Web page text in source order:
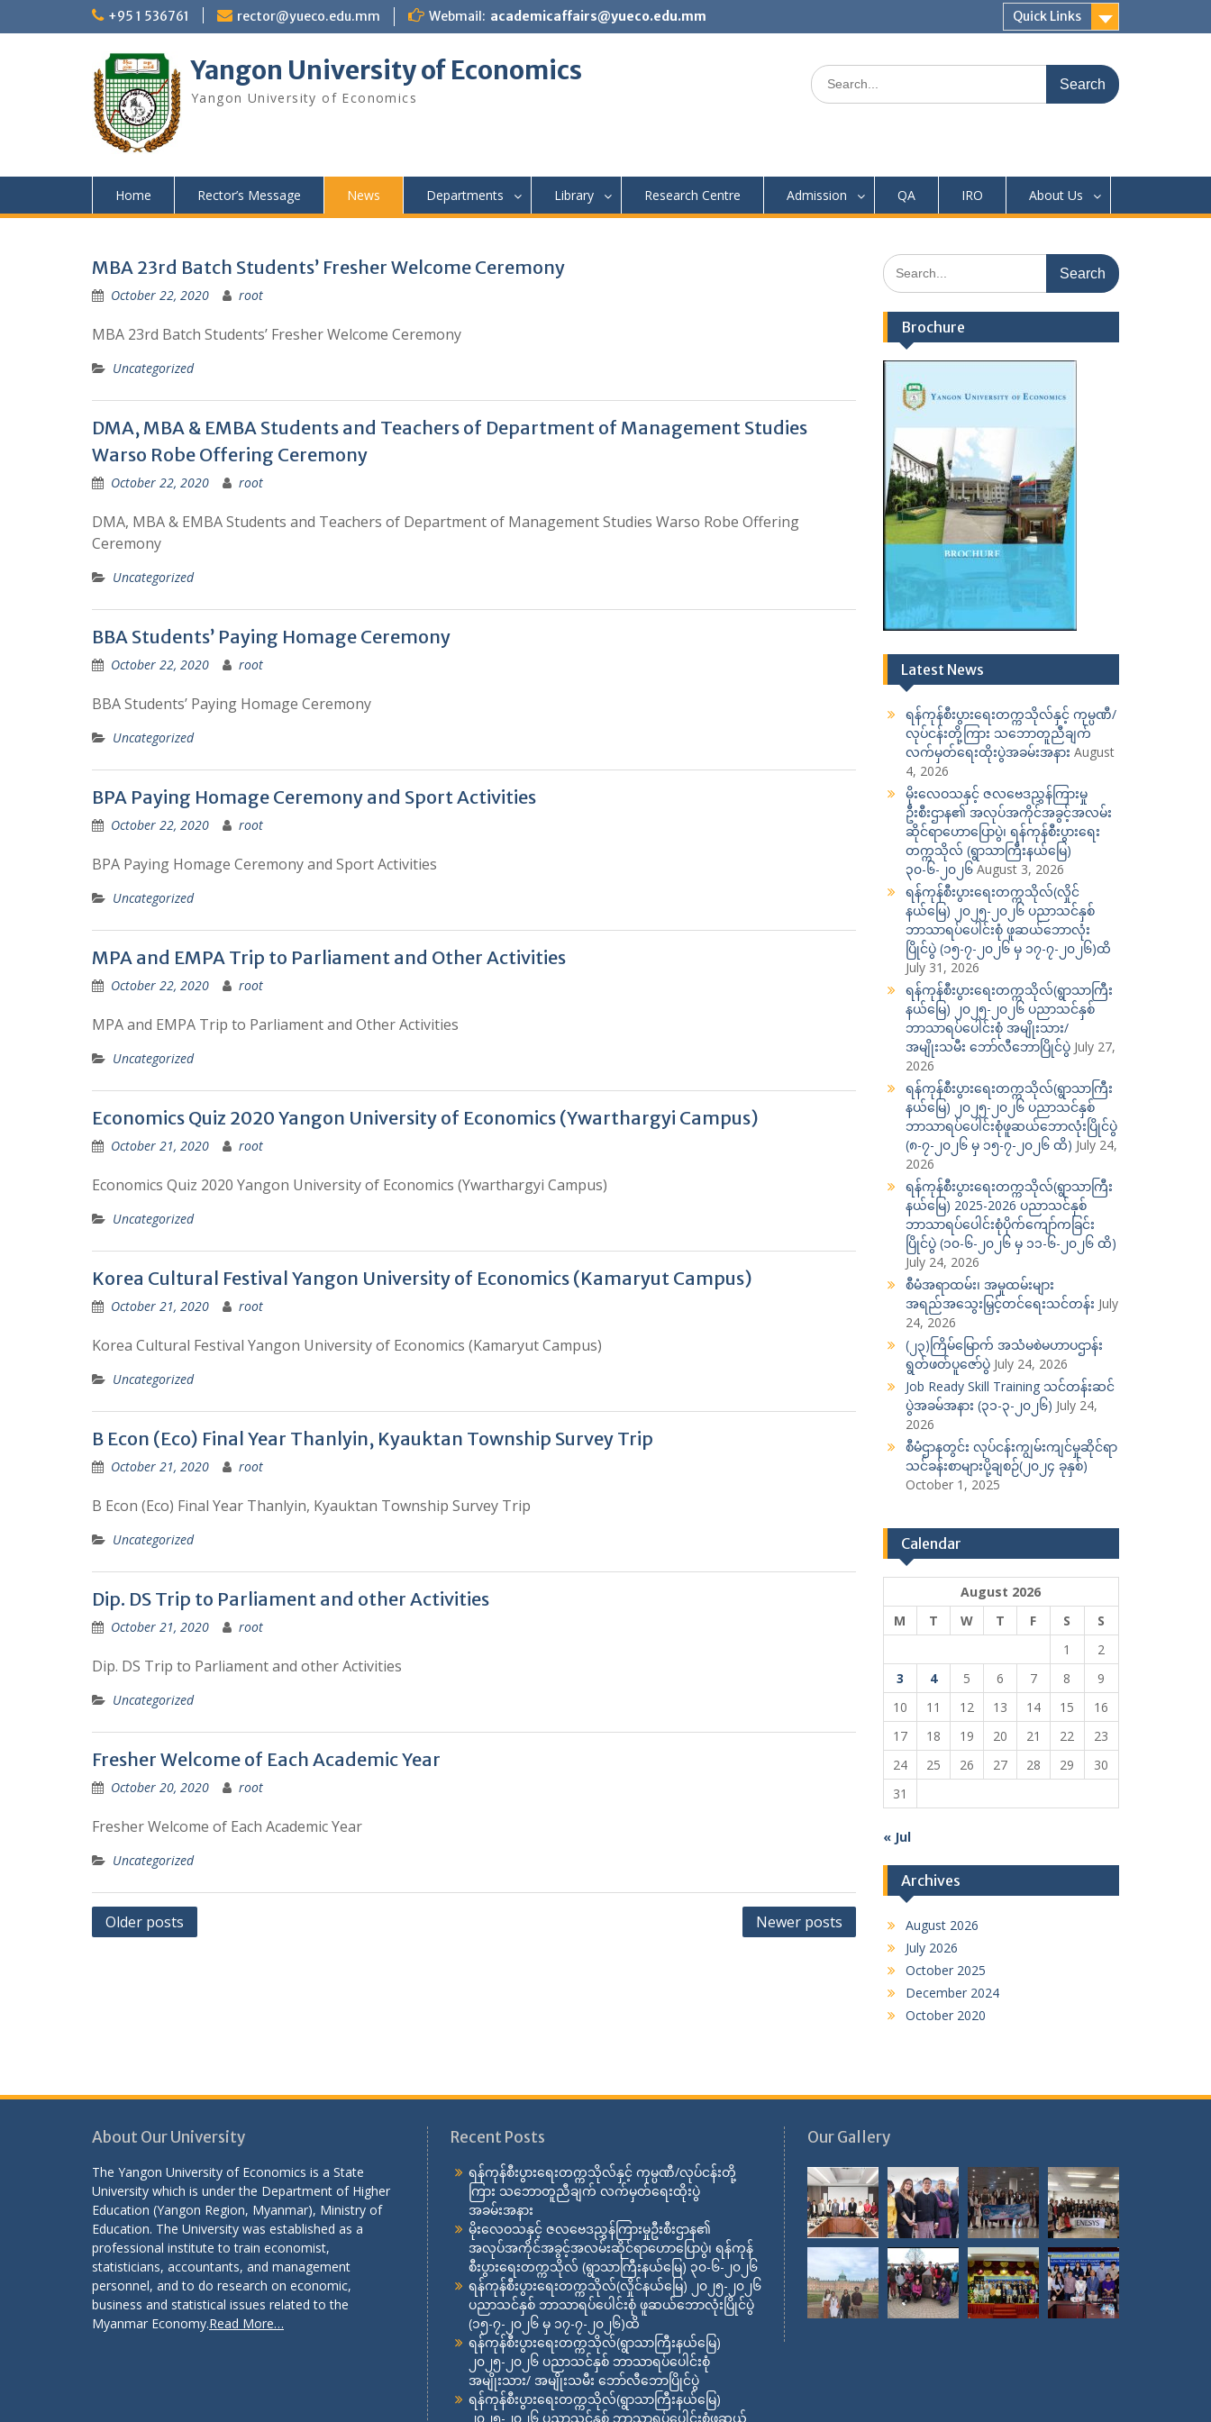
+95 1 536761 rector@yueco.edu.mm Webmail: academicaffairs@yueco.edu.mm Quick Links
Yangon University of Economics
Yangon University of Economics
Search
for:
Home Rector’s Message News Departments Library Research Centre Admission QA IRO About Us
News
MBA 23rd Batch Students’ Fresher Welcome Ceremony
October 22, 2020 root
MBA 23rd Batch Students’ Fresher Welcome Ceremony
Uncategorized
DMA, MBA & EMBA Students and Teachers of Department of Management Studies
Warso Robe Offering Ceremony
October 22, 2020 root
DMA, MBA & EMBA Students and Teachers of Department of Management Studies Warso Robe Offering
Ceremony
Uncategorized
BBA Students’ Paying Homage Ceremony
October 22, 2020 root
BBA Students’ Paying Homage Ceremony
Uncategorized
BPA Paying Homage Ceremony and Sport Activities
October 22, 2020 root
BPA Paying Homage Ceremony and Sport Activities
Uncategorized
MPA and EMPA Trip to Parliament and Other Activities
October 22, 2020 root
MPA and EMPA Trip to Parliament and Other Activities
Uncategorized
Economics Quiz 2020 Yangon University of Economics (Ywarthargyi Campus)
October 21, 2020 root
Economics Quiz 2020 Yangon University of Economics (Ywarthargyi Campus)
Uncategorized
Korea Cultural Festival Yangon University of Economics (Kamaryut Campus)
October 21, 2020 root
Korea Cultural Festival Yangon University of Economics (Kamaryut Campus)
Uncategorized
B Econ (Eco) Final Year Thanlyin, Kyauktan Township Survey Trip
October 21, 2020 root
B Econ (Eco) Final Year Thanlyin, Kyauktan Township Survey Trip
Uncategorized
Dip. DS Trip to Parliament and other Activities
October 21, 2020 root
Dip. DS Trip to Parliament and other Activities
Uncategorized
Fresher Welcome of Each Academic Year
October 20, 2020 root
Fresher Welcome of Each Academic Year
Uncategorized
Posts
Older posts Newer posts
Search
for:
Brochure
Latest News
ရန်ကုန်စီးပွားရေးတက္ကသိုလ်နှင့် ကုမ္ပဏီ/
လုပ်ငန်းတို့ကြား သဘောတူညီချက်
လက်မှတ်ရေးထိုးပွဲအခမ်းအနား August
4, 2026
မိုးလေဝသနှင့် ဇလဗေဒညွှန်ကြားမှု
ဦးစီးဌာန၏ အလုပ်အကိုင်အခွင့်အလမ်း
ဆိုင်ရာဟောပြောပွဲ၊ ရန်ကုန်စီးပွားရေး
တက္ကသိုလ် (ရွာသာကြီးနယ်မြေ)
၃၀-၆-၂၀၂၆ August 3, 2026
ရန်ကုန်စီးပွားရေးတက္ကသိုလ်(လှိုင်
နယ်မြေ) ၂၀၂၅-၂၀၂၆ ပညာသင်နှစ်
ဘာသာရပ်ပေါင်းစုံ ဖူဆယ်ဘောလုံး
ပြိုင်ပွဲ (၁၅-၇-၂၀၂၆ မှ ၁၇-၇-၂၀၂၆)ထိ
July 31, 2026
ရန်ကုန်စီးပွားရေးတက္ကသိုလ်(ရွာသာကြီး
နယ်မြေ) ၂၀၂၅-၂၀၂၆ ပညာသင်နှစ်
ဘာသာရပ်ပေါင်းစုံ အမျိုးသား/
အမျိုးသမီး ဘော်လီဘောပြိုင်ပွဲ July 27,
2026
ရန်ကုန်စီးပွားရေးတက္ကသိုလ်(ရွာသာကြီး
နယ်မြေ) ၂၀၂၅-၂၀၂၆ ပညာသင်နှစ်
ဘာသာရပ်ပေါင်းစုံဖူဆယ်ဘောလုံးပြိုင်ပွဲ
(၈-၇-၂၀၂၆ မှ ၁၅-၇-၂၀၂၆ ထိ) July 24,
2026
ရန်ကုန်စီးပွားရေးတက္ကသိုလ်(ရွာသာကြီး
နယ်မြေ) 2025-2026 ပညာသင်နှစ်
ဘာသာရပ်ပေါင်းစုံပိုက်ကျော်ကခြင်း
ပြိုင်ပွဲ (၁၀-၆-၂၀၂၆ မှ ၁၁-၆-၂၀၂၆ ထိ)
July 24, 2026
စီမံအရာထမ်း၊ အမှုထမ်းများ
အရည်အသွေးမြှင့်တင်ရေးသင်တန်း July
24, 2026
(၂၃)ကြိမ်မြောက် အသံမစဲမဟာပဌာန်း
ရွတ်ဖတ်ပူဇော်ပွဲ July 24, 2026
Job Ready Skill Training သင်တန်းဆင်
ပွဲအခမ်အနား (၃၁-၃-၂၀၂၆) July 24,
2026
စီမံဌာနတွင်း လုပ်ငန်းကျွမ်းကျင်မှုဆိုင်ရာ
သင်ခန်းစာများပို့ချစဉ်(၂၀၂၄ ခုနှစ်)
October 1, 2025
Calendar
August 2026
M
T W T F S
S
1
2
3
4 5 6 7 8
9
10
11 12 13 14 15
16
17
18 19 20 21 22
23
24
25 26 27 28 29
30
31
« Jul
Archives
August 2026
July 2026
October 2025
December 2024
October 2020
About Our University
The Yangon University of Economics is a State
University which is under the Department of Higher
Education (Yangon Region, Myanmar), Ministry of
Education. The University was established as a
professional institute to train economist,
statisticians, accountants, and management
personnel, and to do research on economic,
business and statistical issues related to the
Myanmar Economy.Read More…
Recent Posts
ရန်ကုန်စီးပွားရေးတက္ကသိုလ်နှင့် ကုမ္ပဏီ/လုပ်ငန်းတို့
ကြား သဘောတူညီချက် လက်မှတ်ရေးထိုးပွဲ
အခမ်းအနား
မိုးလေဝသနှင့် ဇလဗေဒညွှန်ကြားမှုဦးစီးဌာန၏
အလုပ်အကိုင်အခွင့်အလမ်းဆိုင်ရာဟောပြောပွဲ၊ ရန်ကုန်
စီးပွားရေးတက္ကသိုလ် (ရွာသာကြီးနယ်မြေ) ၃၀-၆-၂၀၂၆
ရန်ကုန်စီးပွားရေးတက္ကသိုလ်(လှိုင်နယ်မြေ) ၂၀၂၅-၂၀၂၆
ပညာသင်နှစ် ဘာသာရပ်ပေါင်းစုံ ဖူဆယ်ဘောလုံးပြိုင်ပွဲ
(၁၅-၇-၂၀၂၆ မှ ၁၇-၇-၂၀၂၆)ထိ
ရန်ကုန်စီးပွားရေးတက္ကသိုလ်(ရွာသာကြီးနယ်မြေ)
၂၀၂၅-၂၀၂၆ ပညာသင်နှစ် ဘာသာရပ်ပေါင်းစုံ
အမျိုးသား/ အမျိုးသမီး ဘော်လီဘောပြိုင်ပွဲ
ရန်ကုန်စီးပွားရေးတက္ကသိုလ်(ရွာသာကြီးနယ်မြေ)
၂၀၂၅-၂၀၂၆ ပညာသင်နှစ် ဘာသာရပ်ပေါင်းစုံဖူဆယ်
Our Gallery